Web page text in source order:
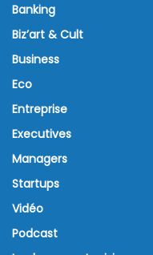
Banking
Biz’art & Cult
Business
Eco
Entreprise
Executives
Managers
Startups
Vidéo
Podcast